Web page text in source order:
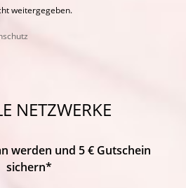
weitergegeben.
NETZWERKE
werden und 5 € Gutschein
sichern*